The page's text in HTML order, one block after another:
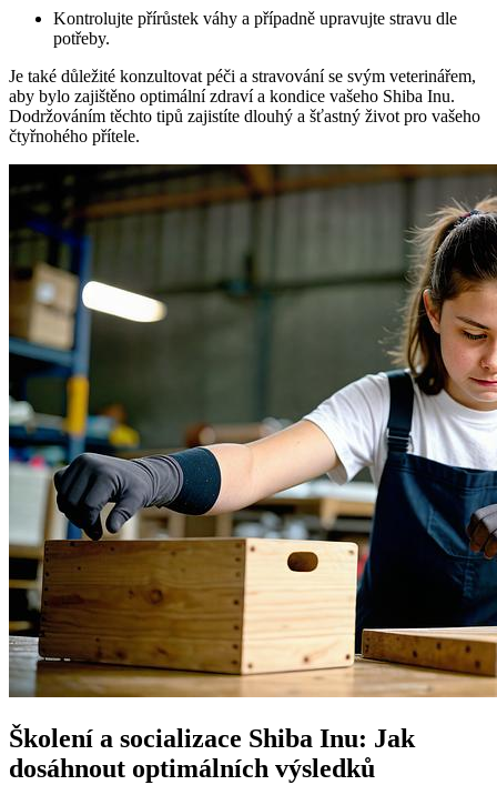
Kontrolujte přírůstek váhy a případně upravujte stravu dle
potřeby.
Je také důležité konzultovat péči a stravování se svým veterinářem,
aby bylo zajištěno optimální zdraví a kondice vašeho Shiba Inu.
Dodržováním těchto tipů zajistíte dlouhý a šťastný život pro vašeho
čtyřnohého přítele.
Školení a socializace Shiba Inu: Jak
dosáhnout optimálních výsledků